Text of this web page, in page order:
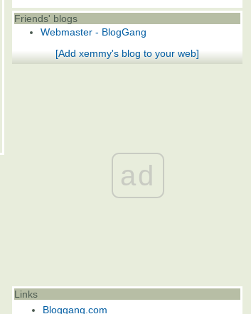
Friends' blogs
Webmaster - BlogGang
[Add xemmy's blog to your web]
ad
Links
Bloggang.com